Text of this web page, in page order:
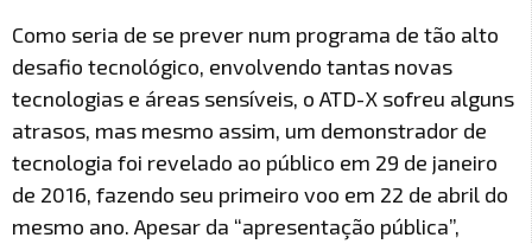
Como seria de se prever num programa de tão alto
desafio tecnológico, envolvendo tantas novas
tecnologias e áreas sensíveis, o ATD-X sofreu alguns
atrasos, mas mesmo assim, um demonstrador de
tecnologia foi revelado ao público em 29 de janeiro
de 2016, fazendo seu primeiro voo em 22 de abril do
mesmo ano. Apesar da “apresentação pública”,